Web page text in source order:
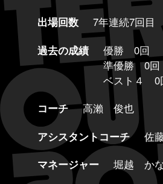
出場回数
7年連続7回目
過去の成績
優勝 0回
準優勝 0回
ベスト４ 0
コーチ
高瀨 俊也
アシスタントコーチ
佐
マネージャー
堀越 か